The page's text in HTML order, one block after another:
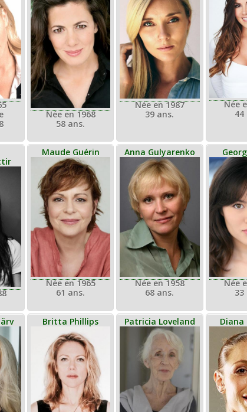
Née en 1968
58 ans.
Née en 1987
39 ans.
Née
44
Maude Guérin
Née en 1965
61 ans.
Anna Gulyarenko
Née en 1958
68 ans.
Née
33
Britta Phillips Patricia Loveland Diana